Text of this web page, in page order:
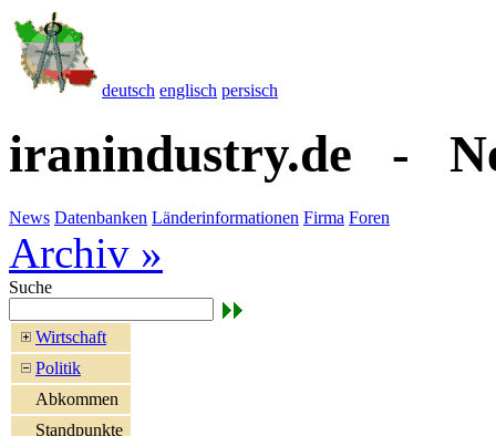
deutsch englisch persisch
iranindustry.de -
News Datenbanken Länderinformationen Firma Foren
Archiv »
Suche
Wirtschaft
Politik
Abkommen
Standpunkte